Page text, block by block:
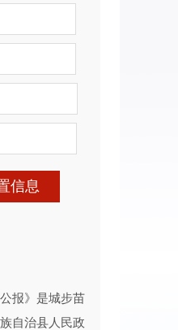
信息
报》是城步苗
自治县人民政